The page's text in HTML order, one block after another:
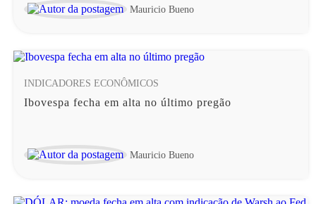
Mauricio Bueno
INDICADORES ECONÔMICOS
Ibovespa fecha em alta no último pregão
Mauricio Bueno